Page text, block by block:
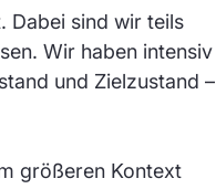
Dabei sind wir teils
Wir haben intensiv
und Zielzustand –
größeren Kontext